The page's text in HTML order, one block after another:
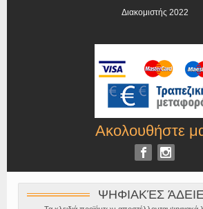
Διακομιστής 2022
Ακολουθήστε
ΨΗΦΙΑΚΈΣ